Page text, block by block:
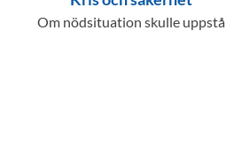
Om nödsituation skulle uppstå